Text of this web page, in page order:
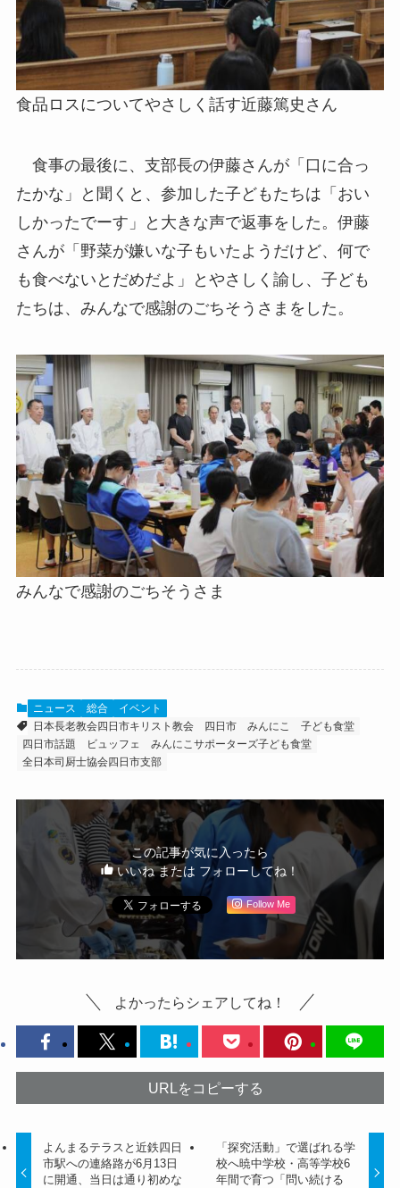
食品ロスについてやさしく話す近藤篤史さん
食事の最後に、支部長の伊藤さんが「口に合っ
たかな」と聞くと、参加した子どもたちは「おい
しかったでーす」と大きな声で返事をした。伊藤
さんが「野菜が嫌いな子もいたようだけど、何で
も食べないとだめだよ」とやさしく諭し、子ども
たちは、みんなで感謝のごちそうさまをした。
みんなで感謝のごちそうさま
ニュース 総合
イベント
日本長老教会四日市キリスト教会
四日市 みんにこ
子ども食堂
四日市話題
ビュッフェ
みんにこサポーターズ子ども食堂
全日本司厨士協会四日市支部
この記事が気に入ったら
いいね または フォローしてね！
Follow Me
よかったらシェアしてね！
URLをコピーする
よんまるテラスと近鉄四日
市駅への連絡路が6月13日
に開通、当日は通り初めな
「探究活動」で選ばれる学
校へ暁中学校・高等学校6
年間で育つ「問い続ける